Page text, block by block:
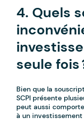
4. Quels
seule fois
Bien que la
SCPI présente
peut aussi
à un investissement